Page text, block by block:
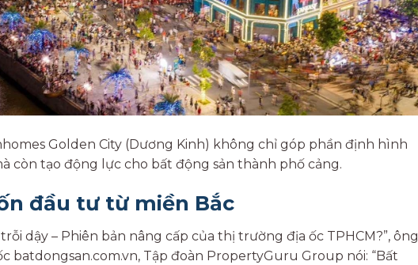
Golden City (Dương Kinh) không chỉ góp phần định hình
còn tạo động lực cho bất động sản thành phố cảng.
đầu tư từ miền Bắc
dậy – Phiên bản nâng cấp của thị trường địa ốc TPHCM?”, ông
batdongsan.com.vn, Tập đoàn PropertyGuru Group nói: “Bất